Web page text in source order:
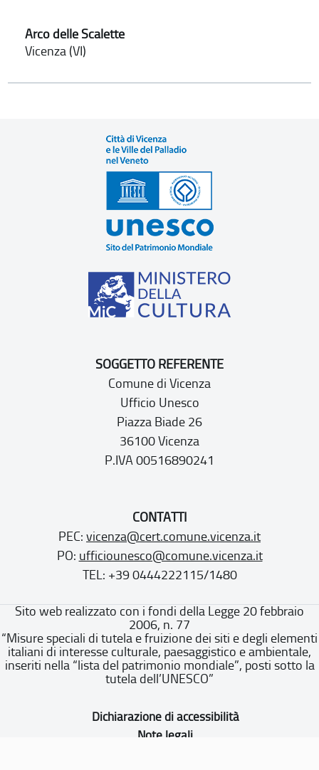
Arco delle Scalette
Vicenza (VI)
SOGGETTO REFERENTE
Comune di Vicenza
Ufficio Unesco
Piazza Biade 26
36100 Vicenza
P.IVA 00516890241
CONTATTI
PEC: vicenza@cert.comune.vicenza.it
PO: ufficiounesco@comune.vicenza.it
TEL: +39 0444222115/1480
Sito web realizzato con i fondi della Legge 20 febbraio
2006, n. 77
“Misure speciali di tutela e fruizione dei siti e degli elementi
italiani di interesse culturale, paesaggistico e ambientale,
inseriti nella “lista del patrimonio mondiale”, posti sotto la
tutela dell’UNESCO”
Dichiarazione di accessibilità
Note legali